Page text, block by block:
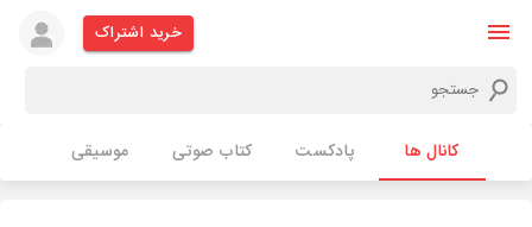
خرید اشتراک
کانال ها پادکست کتاب صوتی موسیقی